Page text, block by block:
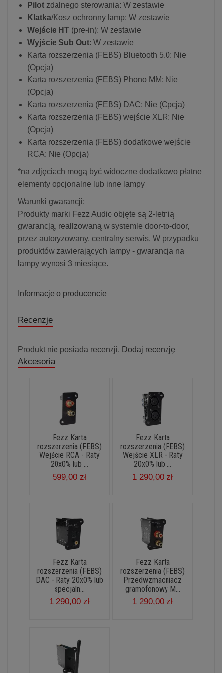
Pilot zdalnego sterowania: W zestawie
Klatka/Kosz ochronny lamp: W zestawie
Wejście HT (pre-in): W zestawie
Wyjście Sub Out: W zestawie
Karta rozszerzenia (FEBS) Bluetooth 5.0: Nie
(Opcja)
Karta rozszerzenia (FEBS) Phono MM: Nie
(Opcja)
Karta rozszerzenia (FEBS) DAC: Nie (Opcja)
Karta rozszerzenia (FEBS) wejście XLR: Nie
(Opcja)
Karta rozszerzenia (FEBS) dodatkowe wejście
RCA: Nie (Opcja)
*na zdjęciach mogą być widoczne dodatkowo płatne
elementy opcjonalne lub inne lampy
Warunki gwarancji:
Produkty marki Fezz Audio objęte są 2-letnią
gwarancją, realizowaną w systemie door-to-door,
przez autoryzowany, centralny serwis. W przypadku
produktów zawierających lampy - gwarancja na
lampy wynosi 3 miesiące.
Informacje o producencie
Recenzje
Produkt nie posiada recenzji. Dodaj recenzję
Akcesoria
Fezz Karta
rozszerzenia (FEBS)
Wejście RCA - Raty
20x0% lub ...
599,00 zł
Fezz Karta
rozszerzenia (FEBS)
Wejście XLR - Raty
20x0% lub ...
1 290,00 zł
Fezz Karta
rozszerzenia (FEBS)
DAC - Raty 20x0% lub
specjaln...
1 290,00 zł
Fezz Karta
rozszerzenia (FEBS)
Przedwzmacniacz
gramofonowy M...
1 290,00 zł